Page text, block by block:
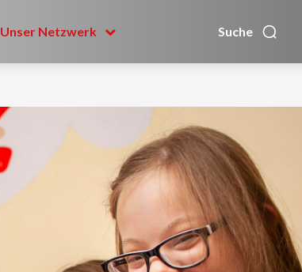
Unser Netzwerk Suche